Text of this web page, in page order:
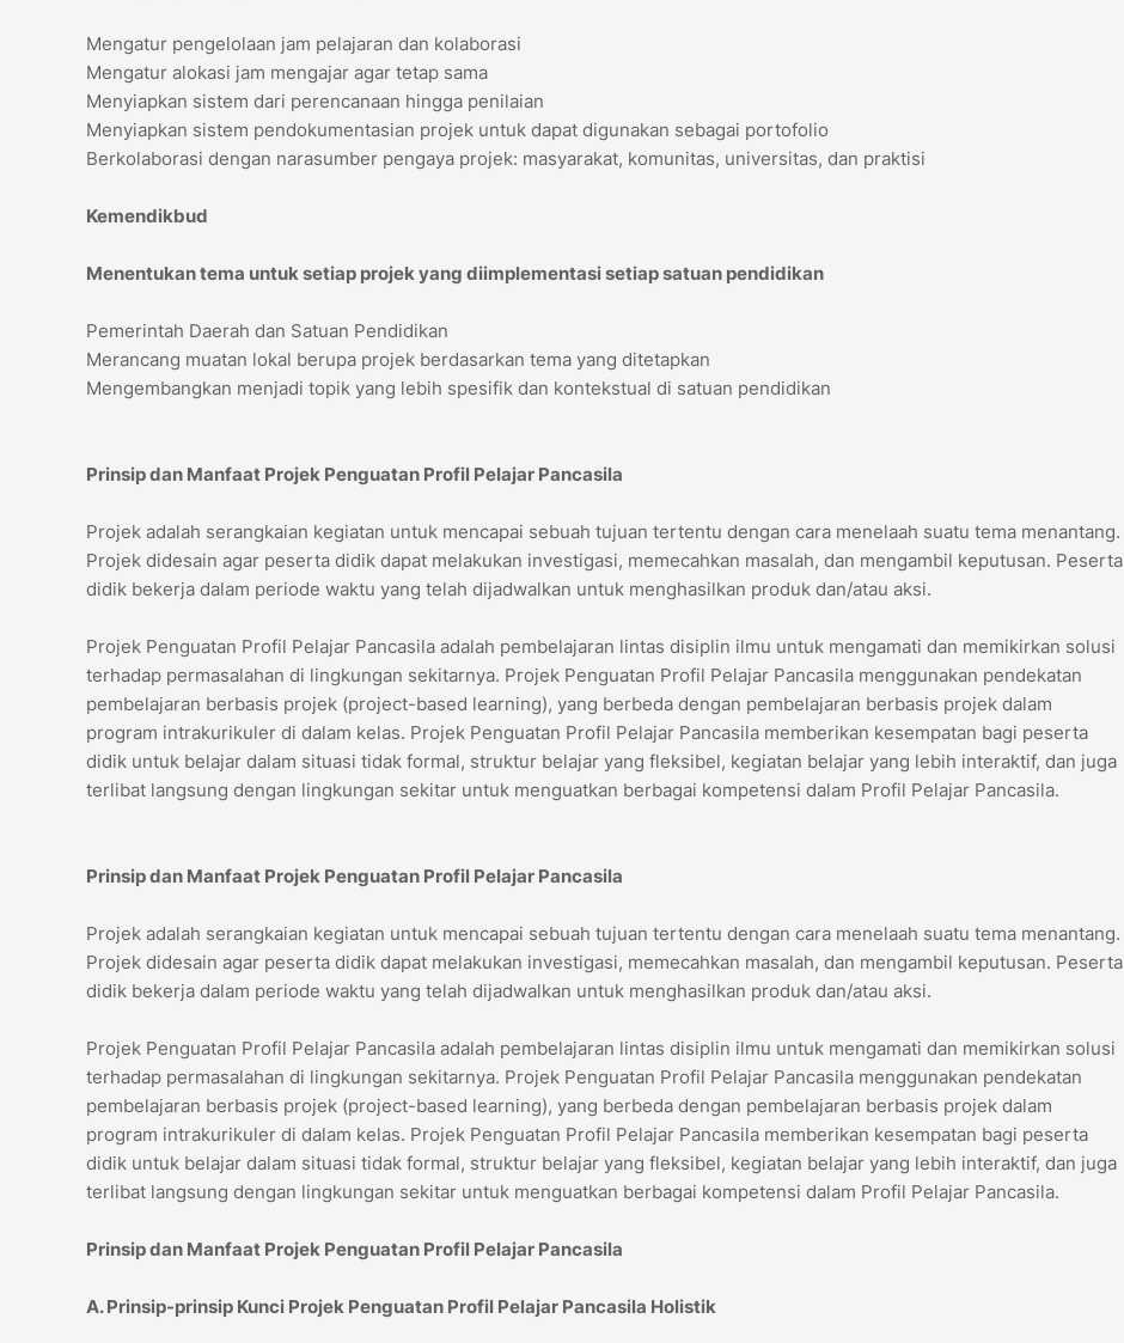
Mengatur pengelolaan jam pelajaran dan kolaborasi
Mengatur alokasi jam mengajar agar tetap sama
Menyiapkan sistem dari perencanaan hingga penilaian
Menyiapkan sistem pendokumentasian projek untuk dapat digunakan sebagai portofolio
Berkolaborasi dengan narasumber pengaya projek: masyarakat, komunitas, universitas, dan praktisi
Kemendikbud
Menentukan tema untuk setiap projek yang diimplementasi setiap satuan pendidikan
Pemerintah Daerah dan Satuan Pendidikan
Merancang muatan lokal berupa projek berdasarkan tema yang ditetapkan
Mengembangkan menjadi topik yang lebih spesifik dan kontekstual di satuan pendidikan
Prinsip dan Manfaat Projek Penguatan Profil Pelajar Pancasila
Projek adalah serangkaian kegiatan untuk mencapai sebuah tujuan tertentu dengan cara menelaah suatu tema menantang.
Projek didesain agar peserta didik dapat melakukan investigasi, memecahkan masalah, dan mengambil keputusan. Peserta
didik bekerja dalam periode waktu yang telah dijadwalkan untuk menghasilkan produk dan/atau aksi.
Projek Penguatan Profil Pelajar Pancasila adalah pembelajaran lintas disiplin ilmu untuk mengamati dan memikirkan solusi
terhadap permasalahan di lingkungan sekitarnya. Projek Penguatan Profil Pelajar Pancasila menggunakan pendekatan
pembelajaran berbasis projek (project-based learning), yang berbeda dengan pembelajaran berbasis projek dalam
program intrakurikuler di dalam kelas. Projek Penguatan Profil Pelajar Pancasila memberikan kesempatan bagi peserta
didik untuk belajar dalam situasi tidak formal, struktur belajar yang fleksibel, kegiatan belajar yang lebih interaktif, dan juga
terlibat langsung dengan lingkungan sekitar untuk menguatkan berbagai kompetensi dalam Profil Pelajar Pancasila.
Prinsip dan Manfaat Projek Penguatan Profil Pelajar Pancasila
Projek adalah serangkaian kegiatan untuk mencapai sebuah tujuan tertentu dengan cara menelaah suatu tema menantang.
Projek didesain agar peserta didik dapat melakukan investigasi, memecahkan masalah, dan mengambil keputusan. Peserta
didik bekerja dalam periode waktu yang telah dijadwalkan untuk menghasilkan produk dan/atau aksi.
Projek Penguatan Profil Pelajar Pancasila adalah pembelajaran lintas disiplin ilmu untuk mengamati dan memikirkan solusi
terhadap permasalahan di lingkungan sekitarnya. Projek Penguatan Profil Pelajar Pancasila menggunakan pendekatan
pembelajaran berbasis projek (project-based learning), yang berbeda dengan pembelajaran berbasis projek dalam
program intrakurikuler di dalam kelas. Projek Penguatan Profil Pelajar Pancasila memberikan kesempatan bagi peserta
didik untuk belajar dalam situasi tidak formal, struktur belajar yang fleksibel, kegiatan belajar yang lebih interaktif, dan juga
terlibat langsung dengan lingkungan sekitar untuk menguatkan berbagai kompetensi dalam Profil Pelajar Pancasila.
Prinsip dan Manfaat Projek Penguatan Profil Pelajar Pancasila
A. Prinsip-prinsip Kunci Projek Penguatan Profil Pelajar Pancasila Holistik